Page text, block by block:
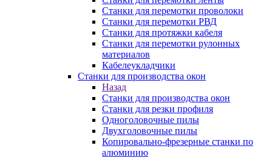
Станки для перемотки проволоки
Станки для перемотки РВД
Станки для протяжки кабеля
Станки для перемотки рулонных
материалов
Кабелеукладчики
Станки для производства окон
Назад
Станки для производства окон
Станки для резки профиля
Одноголовочные пилы
Двухголовочные пилы
Копировально-фрезерные станки по
алюминию